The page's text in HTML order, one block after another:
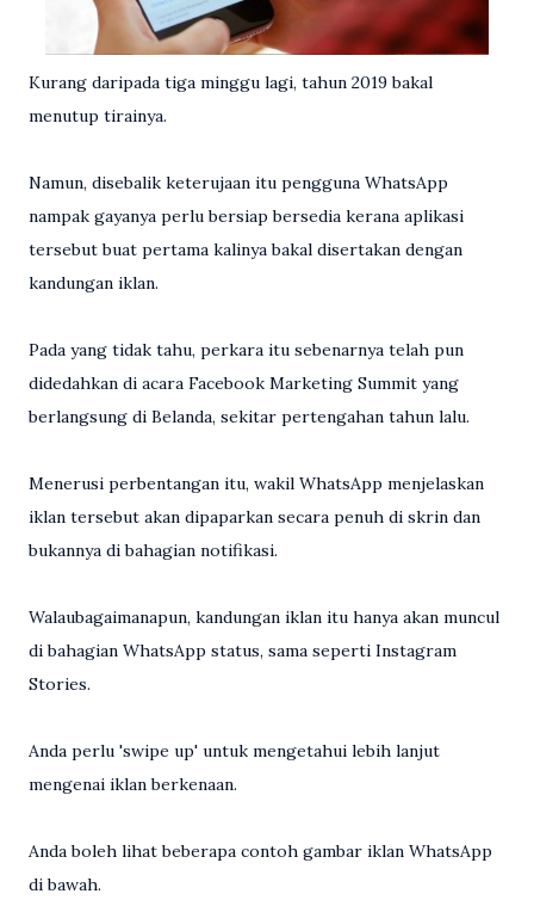
Kurang daripada tiga minggu lagi, tahun 2019 bakal
menutup tirainya.
Namun, disebalik keterujaan itu pengguna WhatsApp
nampak gayanya perlu bersiap bersedia kerana aplikasi
tersebut buat pertama kalinya bakal disertakan dengan
kandungan iklan.
Pada yang tidak tahu, perkara itu sebenarnya telah pun
didedahkan di acara Facebook Marketing Summit yang
berlangsung di Belanda, sekitar pertengahan tahun lalu.
Menerusi perbentangan itu, wakil WhatsApp menjelaskan
iklan tersebut akan dipaparkan secara penuh di skrin dan
bukannya di bahagian notifikasi.
Walaubagaimanapun, kandungan iklan itu hanya akan muncul
di bahagian WhatsApp status, sama seperti Instagram
Stories.
Anda perlu 'swipe up' untuk mengetahui lebih lanjut
mengenai iklan berkenaan.
Anda boleh lihat beberapa contoh gambar iklan WhatsApp
di bawah.